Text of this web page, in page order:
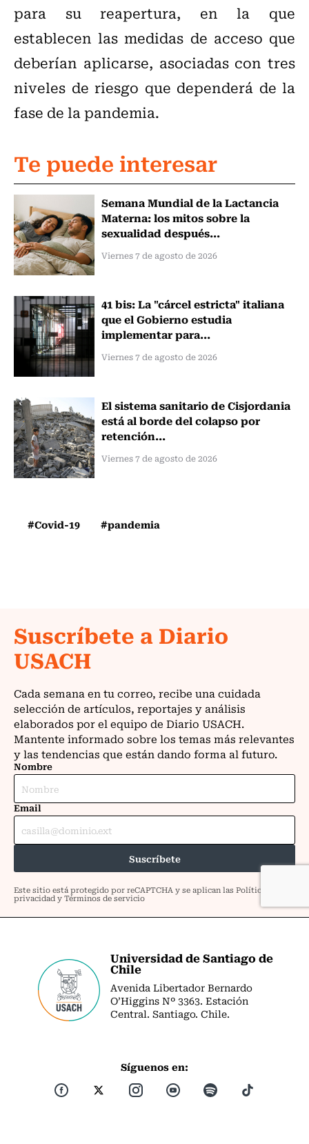
para su reapertura, en la que
establecen las medidas de acceso que
deberían aplicarse, asociadas con tres
niveles de riesgo que dependerá de la
fase de la pandemia.
Te puede interesar
Semana Mundial de la Lactancia
Materna: los mitos sobre la
sexualidad después...
Viernes 7 de agosto de 2026
41 bis: La "cárcel estricta" italiana
que el Gobierno estudia
implementar para...
Viernes 7 de agosto de 2026
El sistema sanitario de Cisjordania
está al borde del colapso por
retención...
Viernes 7 de agosto de 2026
#Covid-19 #pandemia
Universidad de Santiago de
Chile
Avenida Libertador Bernardo
O’Higgins Nº 3363. Estación
Central. Santiago. Chile.
Síguenos en: